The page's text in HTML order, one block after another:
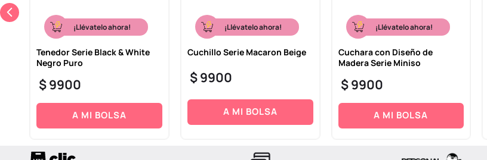
¡Llévatelo ahora!
Tenedor Serie Black & White
Negro Puro
$9900
A MI BOLSA
¡Llévatelo ahora!
Cuchillo Serie Macaron Beige
$9900
A MI BOLSA
¡Llévatelo ahora!
Cuchara con Diseño de
Madera Serie Miniso
$9900
A MI BOLSA